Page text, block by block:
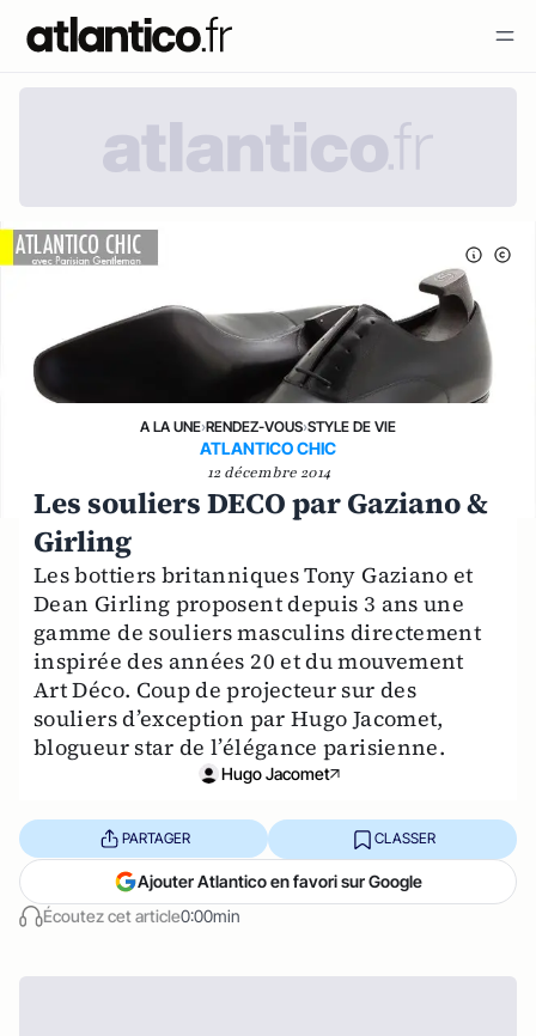
A LA UNE›RENDEZ-VOUS›STYLE DE VIE
ATLANTICO CHIC
12 décembre 2014
Les souliers DECO par Gaziano &
Girling
Les bottiers britanniques Tony Gaziano et
Dean Girling proposent depuis 3 ans une
gamme de souliers masculins directement
inspirée des années 20 et du mouvement
Art Déco. Coup de projecteur sur des
souliers d’exception par Hugo Jacomet,
blogueur star de l’élégance parisienne.
Hugo Jacomet
Écoutez cet article0:00min
PARTAGER CLASSER
Ajouter Atlantico en favori sur Google